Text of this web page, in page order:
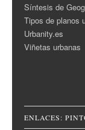
Síntesis de
Tipos de planos
Urbanity.es
Viñetas urbanas
ENLACES: